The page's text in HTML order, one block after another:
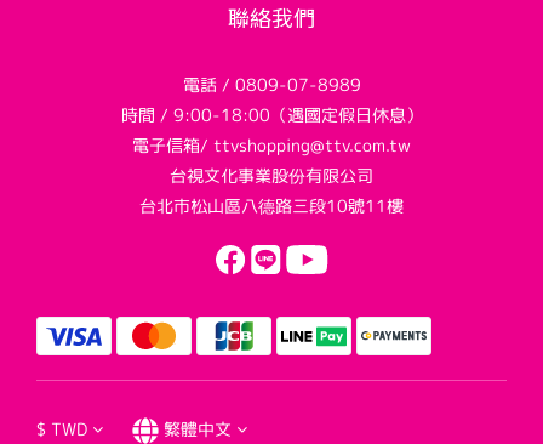
聯絡我們
電話 / 0809-07-8989
時間 / 9:00-18:00（遇國定假日休息）
電子信箱/ ttvshopping@ttv.com.tw
台視文化事業股份有限公司
台北市松山區八德路三段10號11樓
$ TWD 繁體中文